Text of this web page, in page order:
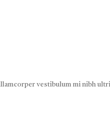
vestibulum mi nibh